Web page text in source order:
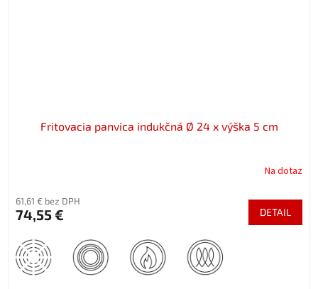
Fritovacia panvica indukčná Ø 24 x výška 5 cm
Na dotaz
61,61 € bez DPH
74,55 € DETAIL